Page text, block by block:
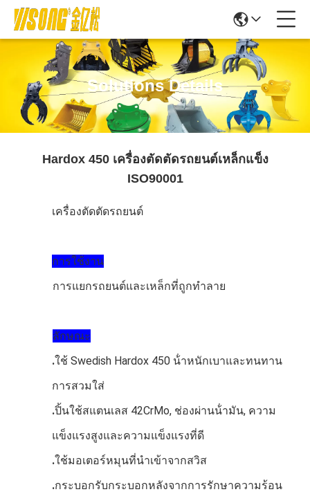
Solutions Details
Hardox 450 เครื่องตัดตัดรถยนต์เหล็กแข็ง
ISO90001
เครื่องตัดตัดรถยนต์
การใช้งาน
การแยกรถยนต์และเหล็กที่ถูกทําลาย
ลักษณะ
.ใช้ Swedish Hardox 450 น้ําหนักเบาและทนทาน
การสวมใส่
.ปิ้นใช้สแตนเลส 42CrMo, ช่องผ่านน้ํามัน, ความ
แข็งแรงสูงและความแข็งแรงที่ดี
.ใช้มอเตอร์หมุนที่นําเข้าจากสวิส
.กระบอกรับกระบอกหลังจากการรักษาความร้อน